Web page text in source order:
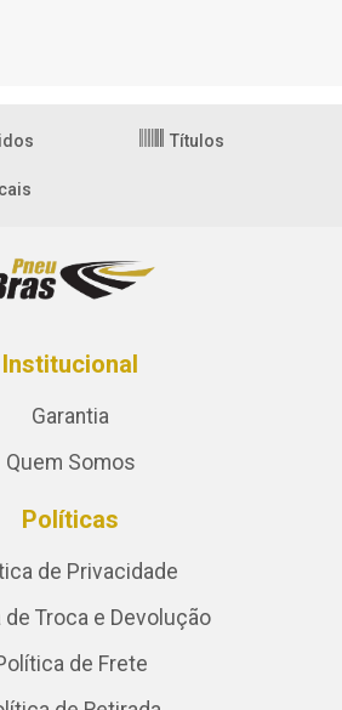
Títulos
Institucional
Garantia
Quem Somos
Políticas
de Privacidade
de Troca e Devolução
de Frete